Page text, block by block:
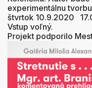
experimentálnu
štvrtok 10.9.2020
Vstup voľný.
Projekt podporilo